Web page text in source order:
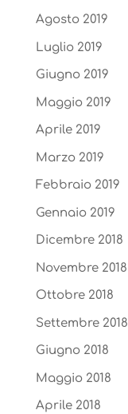
Agosto 2019
Luglio 2019
Giugno 2019
Maggio 2019
Aprile 2019
Marzo 2019
Febbraio 2019
Gennaio 2019
Dicembre 2018
Novembre 2018
Ottobre 2018
Settembre 2018
Giugno 2018
Maggio 2018
Aprile 2018